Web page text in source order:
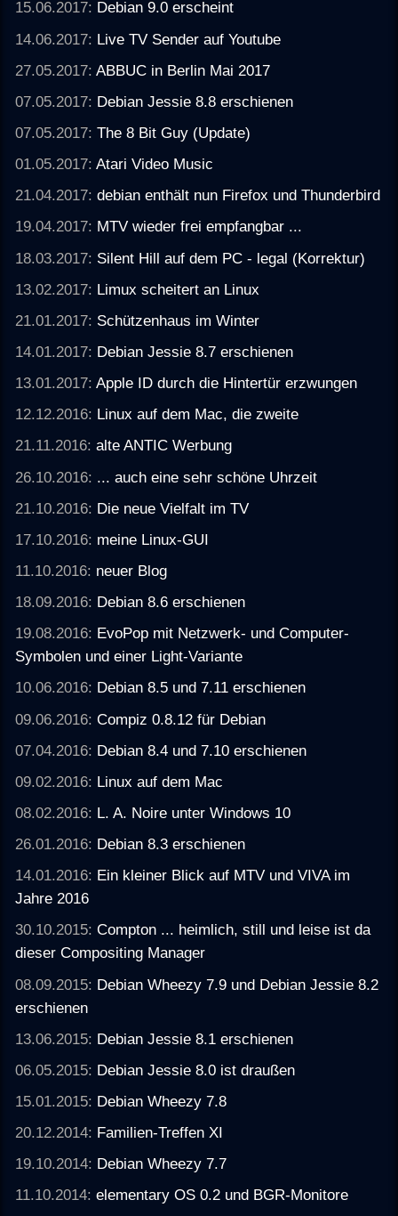
15.06.2017: Debian 9.0 erscheint
14.06.2017: Live TV Sender auf Youtube
27.05.2017:ABBUC in Berlin Mai 2017
07.05.2017: Debian Jessie 8.8 erschienen
07.05.2017:The 8 Bit Guy (Update)
01.05.2017:Atari Video Music
21.04.2017:debian enthält nun Firefox und Thunderbird
19.04.2017: MTV wieder frei empfangbar ...
18.03.2017: Silent Hill auf dem PC - legal (Korrektur)
13.02.2017: Limux scheitert an Linux
21.01.2017: Schützenhaus im Winter
14.01.2017: Debian Jessie 8.7 erschienen
13.01.2017:Apple ID durch die Hintertür erzwungen
12.12.2016: Linux auf dem Mac, die zweite
21.11.2016:alte ANTIC Werbung
26.10.2016: ... auch eine sehr schöne Uhrzeit
21.10.2016: Die neue Vielfalt im TV
17.10.2016: meine Linux-GUI
11.10.2016: neuer Blog
18.09.2016: Debian 8.6 erschienen
19.08.2016: EvoPop mit Netzwerk- und Computer-
Symbolen und einer Light-Variante
10.06.2016: Debian 8.5 und 7.11 erschienen
09.06.2016:Compiz 0.8.12 für Debian
07.04.2016: Debian 8.4 und 7.10 erschienen
09.02.2016: Linux auf dem Mac
08.02.2016: L. A. Noire unter Windows 10
26.01.2016: Debian 8.3 erschienen
14.01.2016: Ein kleiner Blick auf MTV und VIVA im
Jahre 2016
30.10.2015:Compton ... heimlich, still und leise ist da
dieser Compositing Manager
08.09.2015: Debian Wheezy 7.9 und Debian Jessie 8.2
erschienen
13.06.2015: Debian Jessie 8.1 erschienen
06.05.2015: Debian Jessie 8.0 ist draußen
15.01.2015: Debian Wheezy 7.8
20.12.2014: Familien-Treffen XI
19.10.2014: Debian Wheezy 7.7
11.10.2014:elementary OS 0.2 und BGR-Monitore